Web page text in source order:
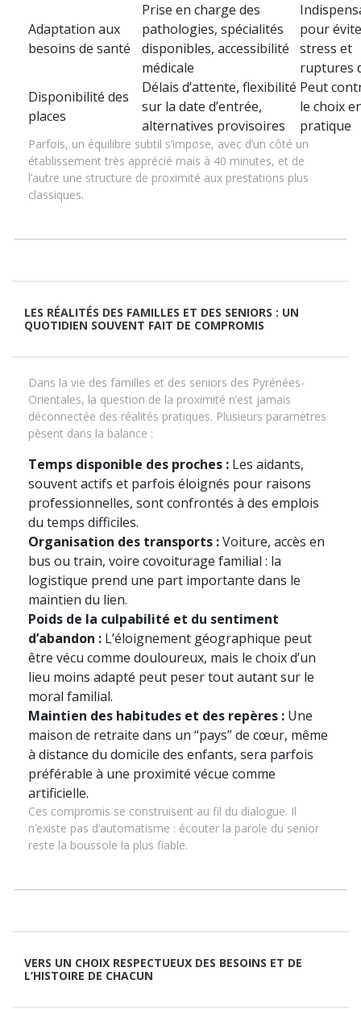
Adaptation aux
besoins de santé
Prise en charge des
pathologies, spécialités
disponibles, accessibilité
médicale
pour
stress et
ruptures
Disponibilité des
places
Délais d’attente, flexibilité
sur la date d’entrée,
alternatives provisoires
Peut
le choix
pratique
Parfois, un équilibre subtil s’impose, avec d’un côté un
établissement très apprécié mais à 40 minutes, et de
l’autre une structure de proximité aux prestations plus
classiques.
LES RÉALITÉS DES FAMILLES ET DES SENIORS : UN
QUOTIDIEN SOUVENT FAIT DE COMPROMIS
Dans la vie des familles et des seniors des Pyrénées-
Orientales, la question de la proximité n’est jamais
déconnectée des réalités pratiques. Plusieurs paramètres
pèsent dans la balance :
Temps disponible des proches : Les aidants,
souvent actifs et parfois éloignés pour raisons
professionnelles, sont confrontés à des emplois
du temps difficiles.
Organisation des transports :Voiture, accès en
bus ou train, voire covoiturage familial : la
logistique prend une part importante dans le
maintien du lien.
Poids de la culpabilité et du sentiment
d’abandon : L’éloignement géographique peut
être vécu comme douloureux, mais le choix d’un
lieu moins adapté peut peser tout autant sur le
moral familial.
Maintien des habitudes et des repères : Une
maison de retraite dans un “pays” de cœur, même
à distance du domicile des enfants, sera parfois
préférable à une proximité vécue comme
artificielle.
Ces compromis se construisent au fil du dialogue. Il
n’existe pas d’automatisme : écouter la parole du senior
reste la boussole la plus fiable.
VERS UN CHOIX RESPECTUEUX DES BESOINS ET DE
L’HISTOIRE DE CHACUN